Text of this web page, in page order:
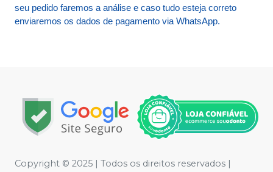
seu pedido faremos a análise e caso tudo esteja correto
enviaremos os dados de pagamento via WhatsApp.
Copyright © 2025 | Todos os direitos reservados |